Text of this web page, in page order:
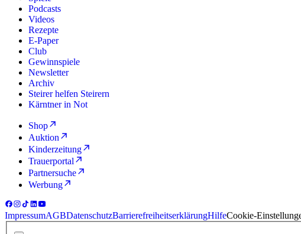
Podcasts
Videos
Rezepte
E-Paper
Club
Gewinnspiele
Newsletter
Archiv
Steirer helfen Steirern
Kärntner in Not
Shop
Auktion
Kinderzeitung
Trauerportal
Partnersuche
Werbung
ImpressumAGBDatenschutzBarrierefreiheitserklärungHilfeCookie-